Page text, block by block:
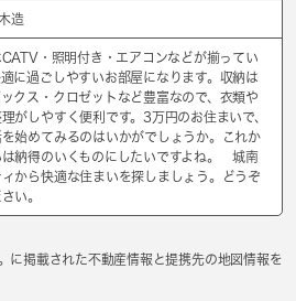
造
・照明付き・エアコンなどが揃ってい
に過ごしやすいお部屋になります。収納は
クス・クロゼットなど豊富なので、衣類や
がしやすく便利です。3万円のお住まいで、
始めてみるのはいかがでしょうか。これか
は納得のいくものにしたいですよね。 城南
ィから快適な住まいを探しましょう。どうぞ
い。
に掲載された不動産情報と提携先の地図情報を